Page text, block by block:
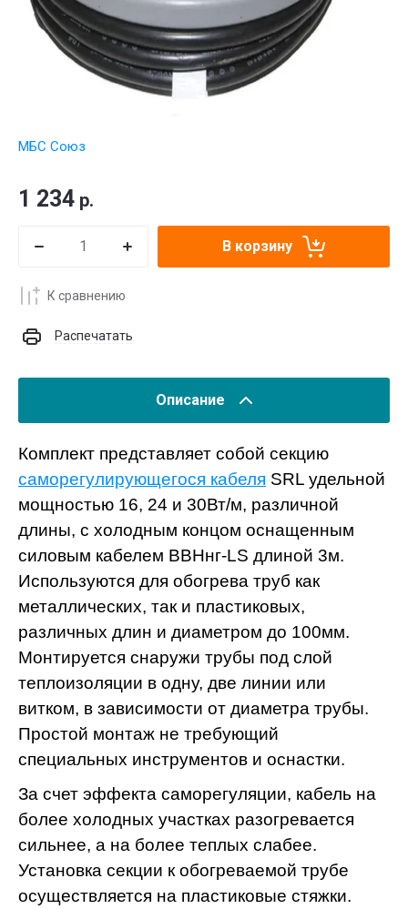
МБС Союз
1 234 р.
В корзину
К сравнению
Распечатать
Описание
Комплект представляет собой секцию
саморегулирующегося кабеля SRL удельной
мощностью 16, 24 и 30Вт/м, различной
длины, с холодным концом оснащенным
силовым кабелем ВВНнг-LS длиной 3м.
Используются для обогрева труб как
металлических, так и пластиковых,
различных длин и диаметром до 100мм.
Монтируется снаружи трубы под слой
теплоизоляции в одну, две линии или
витком, в зависимости от диаметра трубы.
Простой монтаж не требующий
специальных инструментов и оснастки.
За счет эффекта саморегуляции, кабель на
более холодных участках разогревается
сильнее, а на более теплых слабее.
Установка секции к обогреваемой трубе
осуществляется на пластиковые стяжки.